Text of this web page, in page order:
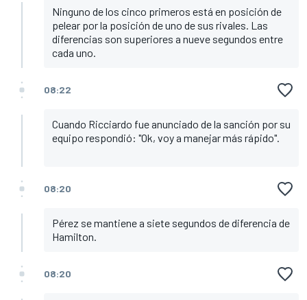
Ninguno de los cinco primeros está en posición de
pelear por la posición de uno de sus rivales. Las
diferencias son superiores a nueve segundos entre
cada uno.
08:22
Cuando Ricciardo fue anunciado de la sanción por su
equipo respondió: "Ok, voy a manejar más rápido".
08:20
Pérez se mantiene a siete segundos de diferencia de
Hamilton.
08:20